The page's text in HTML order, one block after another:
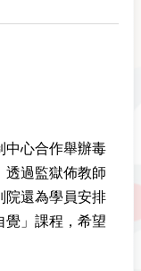
中心合作舉辦毒
透過監獄佈教師
院還為學員安排
覺」課程，希望